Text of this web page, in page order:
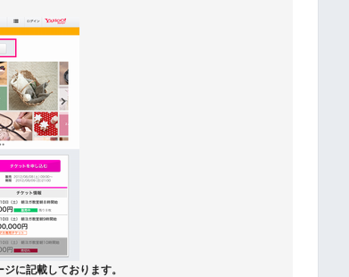
に記載しております。